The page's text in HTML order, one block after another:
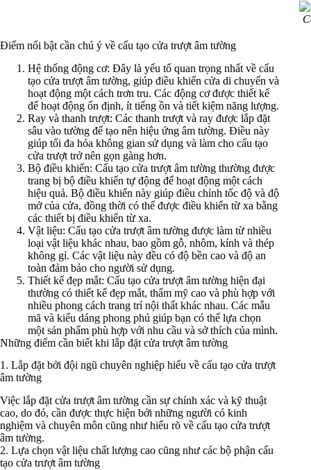
Điểm nổi bật cần chú ý về cấu tạo cửa trượt âm tường
Hệ thống động cơ: Đây là yếu tố quan trọng nhất về cấu
tạo cửa trượt âm tường, giúp điều khiển cửa di chuyển và
hoạt động một cách trơn tru. Các động cơ được thiết kế
để hoạt động ổn định, ít tiếng ồn và tiết kiệm năng lượng.
Ray và thanh trượt: Các thanh trượt và ray được lắp đặt
sâu vào tường để tạo nên hiệu ứng âm tường. Điều này
giúp tối đa hóa không gian sử dụng và làm cho cấu tạo
cửa trượt trở nên gọn gàng hơn.
Bộ điều khiển: Cấu tạo cửa trượt âm tường thường được
trang bị bộ điều khiển tự động để hoạt động một cách
hiệu quả. Bộ điều khiển này giúp điều chỉnh tốc độ và độ
mở của cửa, đồng thời có thể được điều khiển từ xa bằng
các thiết bị điều khiển từ xa.
Vật liệu: Cấu tạo cửa trượt âm tường được làm từ nhiều
loại vật liệu khác nhau, bao gồm gỗ, nhôm, kính và thép
không gỉ. Các vật liệu này đều có độ bền cao và độ an
toàn đảm bảo cho người sử dụng.
Thiết kế đẹp mắt: Cấu tạo cửa trượt âm tường hiện đại
thường có thiết kế đẹp mắt, thẩm mỹ cao và phù hợp với
nhiều phong cách trang trí nội thất khác nhau. Các mẫu
mã và kiểu dáng phong phú giúp bạn có thể lựa chọn
một sản phẩm phù hợp với nhu cầu và sở thích của mình.
Những điểm cần biết khi lắp đặt cửa trượt âm tường
1. Lắp đặt bởi đội ngũ chuyên nghiệp hiểu về cấu tạo cửa trượt
âm tường
Việc lắp đặt cửa trượt âm tường cần sự chính xác và kỹ thuật
cao, do đó, cần được thực hiện bởi những người có kinh
nghiệm và chuyên môn cũng như hiểu rõ về cấu tạo cửa trượt
âm tường.
2. Lựa chọn vật liệu chất lượng cao cũng như các bộ phận cấu
tạo cửa trượt âm tường